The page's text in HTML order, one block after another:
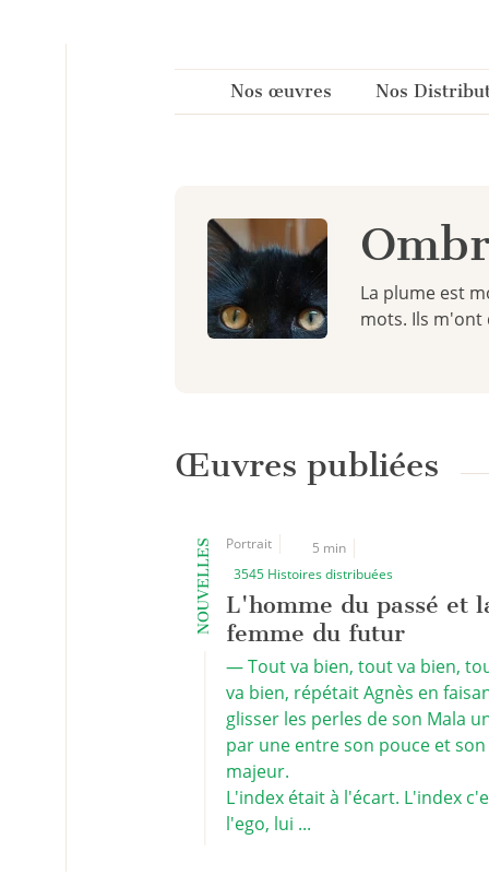
Nos œuvres Nos
La plume est
mots. Ils m'ont
Œuvres publiées
NOUVELLES Portrait
5 min
3545 Histoires distribuées
L'homme du passé et
femme du futur
— Tout va bien, tout va bien,
va bien, répétait Agnès en
glisser les perles de son Mala
par une entre son pouce et son
majeur.
L'index était à l'écart. L'index
l'ego, lui ...